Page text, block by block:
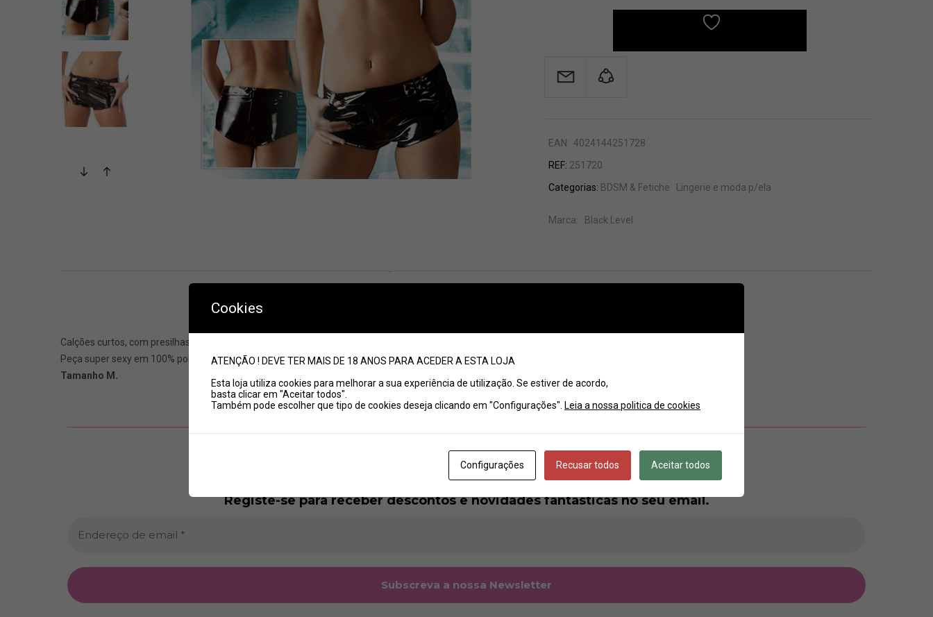
EAN: 4024144251728
REF: 251720
Categorias: BDSM & Fetiche Lingerie e moda p/ela
Marca: Black Level
Calções curtos, com presilhas, que abrem à frente com fecho, em vinil preto.
Peça super sexy em 100% poliester com cobertura em poliuterano.
Tamanho M.
Olá
É um prazer tê-lo/a como cliente.
Registe-se para receber descontos e novidades fantásticas no seu email.
Cookies
ATENÇÃO ! DEVE TER MAIS DE 18 ANOS PARA ACEDER A ESTA LOJA
Esta loja utiliza cookies para melhorar a sua experiência de utilização. Se estiver de acordo,
basta clicar em "Aceitar todos".
Também pode escolher que tipo de cookies deseja clicando em "Configurações". Leia a nossa politica de cookies
Configurações Recusar todos Aceitar todos